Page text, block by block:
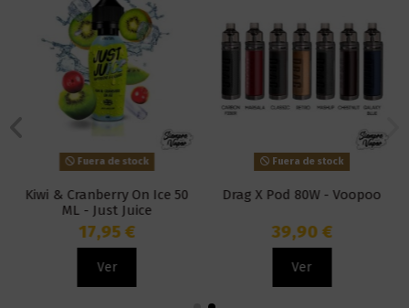
Fuera de stock
Kiwi & Cranberry On Ice 50
ML - Just Juice
17,95 €
Ver
Fuera de stock
Drag X Pod 80W - Voopoo
39,90 €
Ver